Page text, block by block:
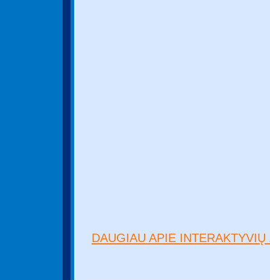
DAUGIAU APIE